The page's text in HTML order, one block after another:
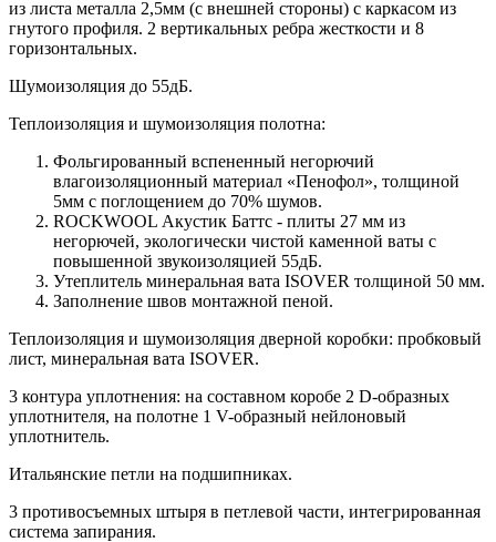
из листа металла 2,5мм (с внешней стороны) c каркасом из
гнутого профиля. 2 вертикальных ребра жесткости и 8
горизонтальных.
Шумоизоляция до 55дБ.
Теплоизоляция и шумоизоляция полотна:
Фольгированный вспененный негорючий
влагоизоляционный материал «Пенофол», толщиной
5мм с поглощением до 70% шумов.
ROCKWOOL Акустик Баттс - плиты 27 мм из
негорючей, экологически чистой каменной ваты с
повышенной звукоизоляцией 55дБ.
Утеплитель минеральная вата ISOVER толщиной 50 мм.
Заполнение швов монтажной пеной.
Теплоизоляция и шумоизоляция дверной коробки: пробковый
лист, минеральная вата ISOVER.
3 контура уплотнения: на составном коробе 2 D-образных
уплотнителя, на полотне 1 V-образный нейлоновый
уплотнитель.
Итальянские петли на подшипниках.
3 противосъемных штыря в петлевой части, интегрированная
система запирания.